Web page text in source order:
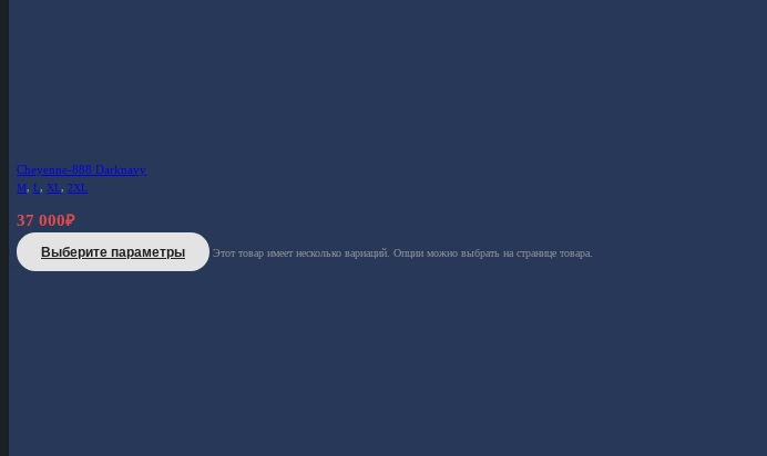
Cheyenne-888 Darknavy
M,L,XL,2XL
37 000₽
Выберите параметры Этот товар имеет несколько вариаций. Опции можно выбрать на странице товара.